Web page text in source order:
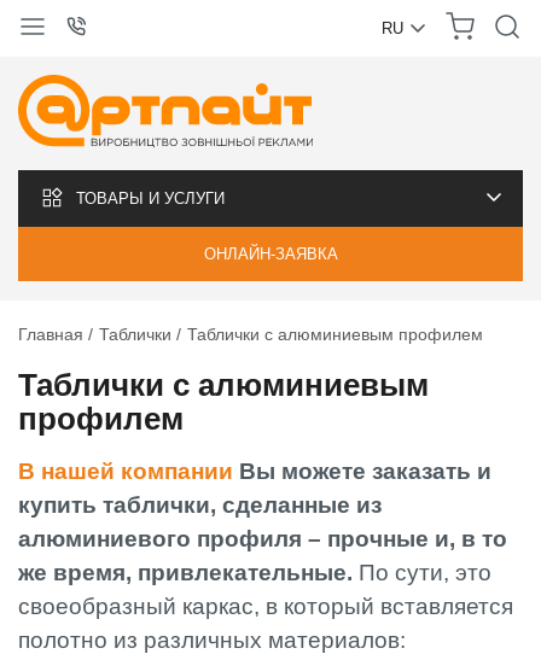
RU
ТОВАРЫ И УСЛУГИ
ОНЛАЙН-ЗАЯВКА
Главная Таблички Таблички с алюминиевым профилем
Таблички с алюминиевым
профилем
В нашей компании Вы можете заказать и
купить таблички, сделанные из
алюминиевого профиля – прочные и, в то
же время, привлекательные. По сути, это
своеобразный каркас, в который вставляется
полотно из различных материалов: